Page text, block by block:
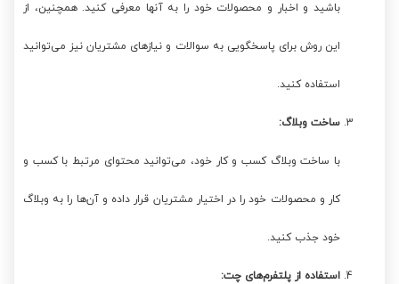
باشید و اخبار و محصولات خود را به آنها معرفی کنید. همچنین، از
این روش برای پاسخگویی به سوالات و نیازهای مشتریان نیز می‌توانید
استفاده کنید.
ساخت وبلاگ:
با ساخت وبلاگ کسب و کار خود، می‌توانید محتوای مرتبط با کسب و
کار و محصولات خود را در اختیار مشتریان قرار داده و آن‌ها را به وبلاگ
خود جذب کنید.
استفاده از پلتفرم‌های چت: